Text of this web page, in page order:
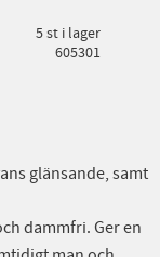
5 st i lager
605301
glänsande, samt
dammfri. Ger en